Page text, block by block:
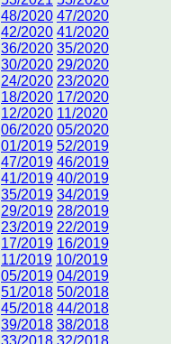
48/2020 47/2020
42/2020 41/2020
36/2020 35/2020
30/2020 29/2020
24/2020 23/2020
18/2020 17/2020
12/2020 11/2020
06/2020 05/2020
01/2019 52/2019
47/2019 46/2019
41/2019 40/2019
35/2019 34/2019
29/2019 28/2019
23/2019 22/2019
17/2019 16/2019
11/2019 10/2019
05/2019 04/2019
51/2018 50/2018
45/2018 44/2018
39/2018 38/2018
33/2018 32/2018